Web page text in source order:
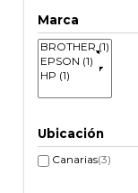
Marca
Ubicación
Canarias(3)